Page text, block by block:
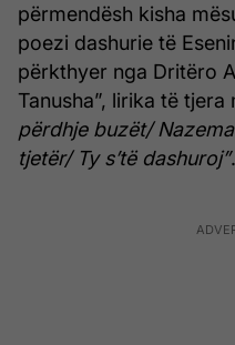
përmendësh kisha
poezi dashurie të
përkthyer nga Dritëro
Tanusha”, lirika të
përdhje buzët/
tjetër/ Ty s’të dashuroj”.